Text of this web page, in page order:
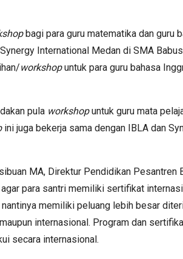
bagi para guru matematika dan guru
International Medan di SMA
workshopuntuk para guru bahasa
pula workshopuntuk guru mata
ini juga bekerja sama dengan IBLA dan
MA, Direktur Pendidikan Pesantren
para santri memiliki sertifikat
memiliki peluang lebih besar
internasional. Program dan
secara internasional.